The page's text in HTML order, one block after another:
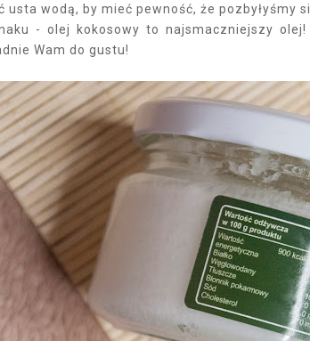
usta wodą, by mieć pewność, że pozbyłyśmy
- olej kokosowy to najsmaczniejszy
Wam do gustu!